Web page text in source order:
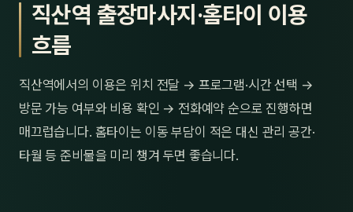
직산역 출장마사지·홈타이 이용
흐름
직산역에서의 이용은 위치 전달 → 프로그램·시간 선택 →
방문 가능 여부와 비용 확인 → 전화예약 순으로 진행하면
매끄럽습니다. 홈타이는 이동 부담이 적은 대신 관리 공간·
타월 등 준비물을 미리 챙겨 두면 좋습니다.